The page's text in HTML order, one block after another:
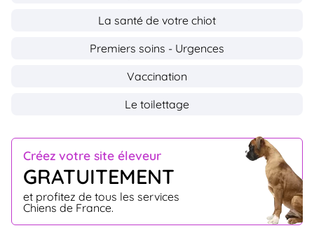
Créez votre site éleveur
GRATUITEMENT
et profitez de tous les services
Chiens de France.
La santé de votre chiot
Premiers soins - Urgences
Vaccination
Le toilettage